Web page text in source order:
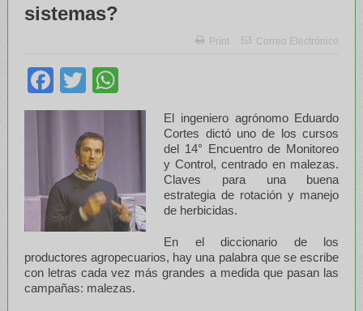
sistemas?
Print Correo Electrónico
Facebook
Twitter
El ingeniero agrónomo Eduardo
Cortes dictó uno de los cursos
del 14° Encuentro de Monitoreo
y Control, centrado en malezas.
Claves para una buena
estrategia de rotación y manejo
de herbicidas.
En el diccionario de los
productores agropecuarios, hay una palabra que se escribe
con letras cada vez más grandes a medida que pasan las
campañas: malezas.